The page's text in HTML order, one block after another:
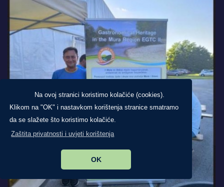
Na ovoj stranici koristimo kolačiće (cookies).
Klikom na "OK" i nastavkom korištenja stranice smatramo
da se slažete što koristimo kolačiće.
Zaštita privatnosti i uvjeti korištenja
OK